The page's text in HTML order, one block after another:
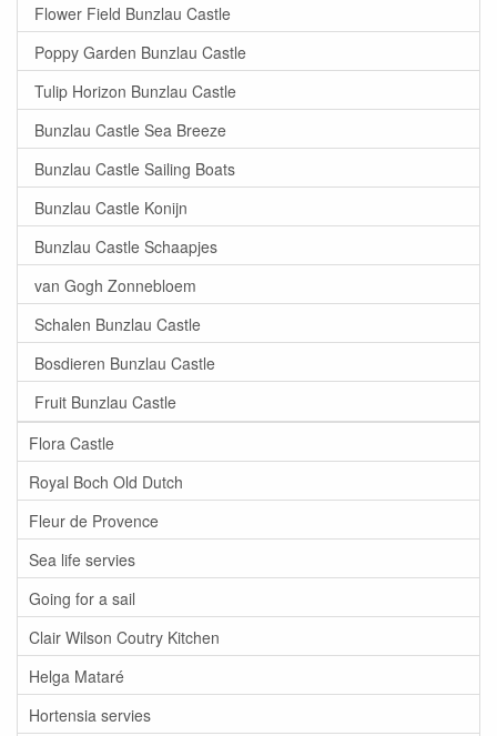
Flower Field Bunzlau Castle
Poppy Garden Bunzlau Castle
Tulip Horizon Bunzlau Castle
Bunzlau Castle Sea Breeze
Bunzlau Castle Sailing Boats
Bunzlau Castle Konijn
Bunzlau Castle Schaapjes
van Gogh Zonnebloem
Schalen Bunzlau Castle
Bosdieren Bunzlau Castle
Fruit Bunzlau Castle
Flora Castle
Royal Boch Old Dutch
Fleur de Provence
Sea life servies
Going for a sail
Clair Wilson Coutry Kitchen
Helga Mataré
Hortensia servies